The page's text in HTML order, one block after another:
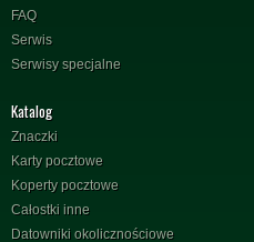
FAQ
Serwis
Serwisy specjalne
Katalog
Znaczki
Karty pocztowe
Koperty pocztowe
Całostki inne
Datowniki okolicznościowe